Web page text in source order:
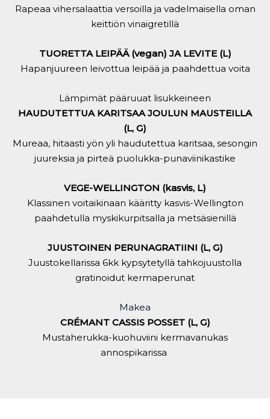
Rapeaa vihersalaattia versoilla ja vadelmaisella oman
keittiön vinaigretillä
TUORETTA LEIPÄÄ (vegan) JA LEVITE (L)
Hapanjuureen leivottua leipää ja paahdettua voita
Lämpimät pääruuat lisukkeineen
HAUDUTETTUA KARITSAA JOULUN MAUSTEILLA
(L, G)
Mureaa, hitaasti yön yli haudutettua karitsaa, sesongin
juureksia ja pirteä puolukka-punaviinikastike
VEGE-WELLINGTON (kasvis, L)
Klassinen voitaikinaan kääritty kasvis-Wellington
paahdetulla myskikurpitsalla ja metsäsienillä
JUUSTOINEN PERUNAGRATIINI (L, G)
Juustokellarissa 6kk kypsytetyllä tahkojuustolla
gratinoidut kermaperunat
Makea
CRÉMANT CASSIS POSSET (L, G)
Mustaherukka-kuohuviini kermavanukas
annospikarissa